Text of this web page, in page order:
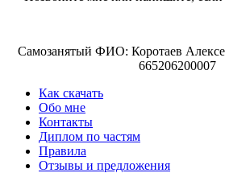
Самозанятый ФИО: Коротаев
665206200007
Как скачать
Обо мне
Контакты
Диплом по частям
Правила
Отзывы и предложения